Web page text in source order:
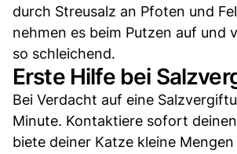
durch Streusalz an Pfoten und
nehmen es beim Putzen auf und
so schleichend.
Erste Hilfe bei
Bei Verdacht auf eine
Minute. Kontaktiere sofort
biete deiner Katze kleine Mengen